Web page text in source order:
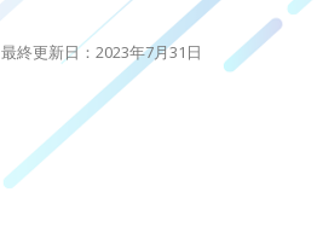
最終更新日：2023年7月31日